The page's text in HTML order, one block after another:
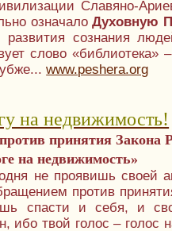
Славяно-
означалоДуховную
развития сознания
слово «библиотека»
www.peshera.org
на недвижимость!
принятия Закона
на недвижимость»
не проявишь своей
против
спасти и себя, и
ибо твой голос – голос